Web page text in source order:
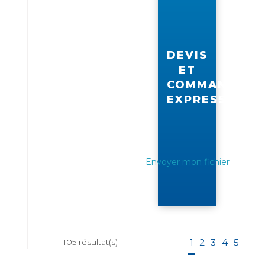
DEVIS
ET
COMMANDE
EXPRESS
Envoyer mon fichier
105 résultat(s) 1 2 3 4 5